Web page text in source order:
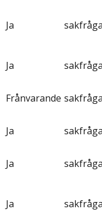
Ja
Ja
Frånvarande
Ja
Ja
Ja